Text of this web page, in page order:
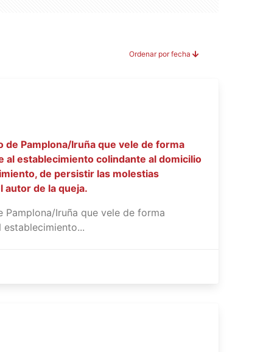
Ordenar por fecha
Pamplona/Iruña que vele de forma
establecimiento colindante al domicilio
de persistir las molestias
autor de la queja.
Pamplona/Iruña que vele de forma